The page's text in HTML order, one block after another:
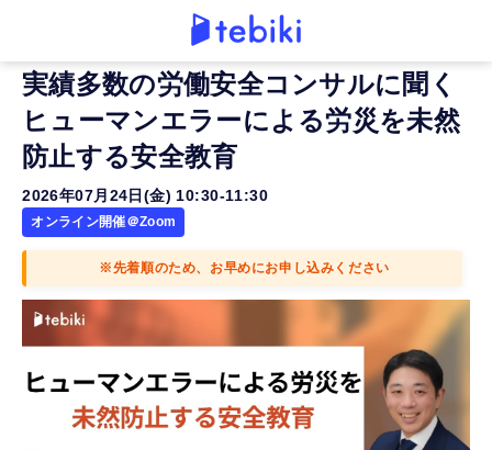
実績多数の労働安全コンサルに聞く
ヒューマンエラーによる労災を未然
防止する安全教育
2026年07月24日(金) 10:30-11:30
オンライン開催＠Zoom
※先着順のため、お早めにお申し込みください